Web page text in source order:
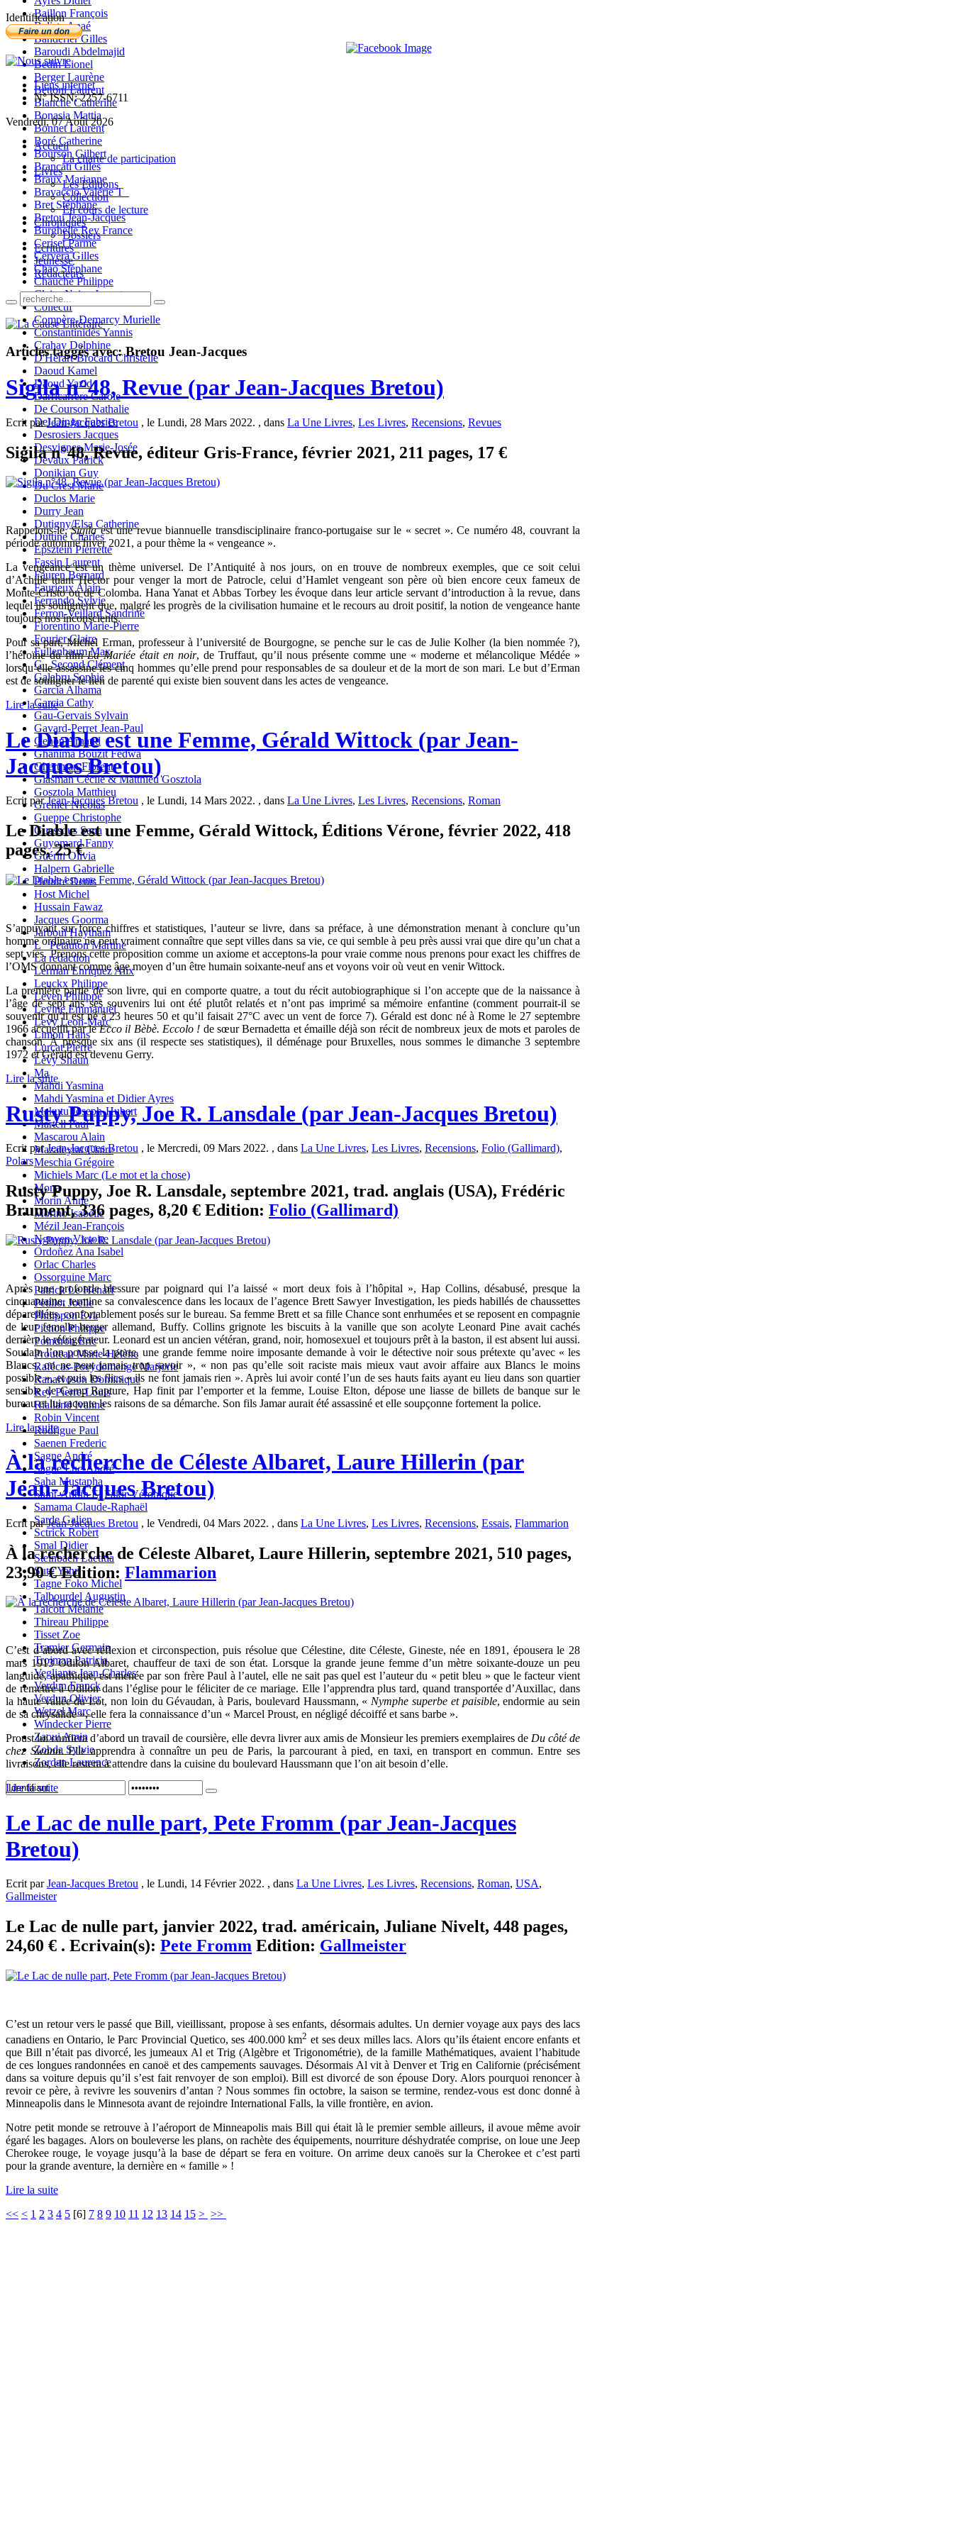
Baillon François
Balista Anaé
Banderier Gilles
Baroudi Abdelmajid
Bedin Lionel
Berger Laurène
Bettoni Laurent
Blanche Catherine
Bonasia Mattia
Bonnet Laurent
Boré Catherine
Bourson Gilbert
Brancati Gilles
Braux Marianne
Bravaccio Valérie T_
Bret Stéphane
Bretou Jean-Jacques
Burghelle Rey France
Ceriset Parme
Cervera Gilles
Chao Stéphane
Chauché Philippe
Claire-Neige Jaunet
Collectif
Compère-Demarcy Murielle
Constantinidès Yannis
Crahay Delphine
D'Hérart-Brocard Christelle
Daoud Kamel
Daoud Yazid
Darricarrère Carole
De Courson Nathalie
Del Dingo Fabrice
Desrosiers Jacques
Desvignes Marie-Josée
Devaux Patrick
Donikian Guy
Du Crest Marie
Duclos Marie
Durry Jean
Dutigny/Elsa Catherine
Duttine Charles
Epsztein Pierrette
Fassin Laurent
Fauren Bernard
Faurieux Alain
Ferrando Sylvie
Ferron-Veillard Sandrine
Fiorentino Marie-Pierre
Fourier Claire
Fullenbaum Max
G_ Second Clément
Galabru Sophie
Garcia Alhama
Garcia Cathy
Gau-Gervais Sylvain
Gavard-Perret Jean-Paul
Genon Arnaud
Ghanima Bouzit Fedwa
Ghertman Florent
Glasman Cécile & Matthieu Gosztola
Gosztola Matthieu
Grenier Nicolas
Gueppe Christophe
Guessous Sana
Guyomard Fanny
Guérin Olivia
Halpern Gabrielle
Heudré Denis
Host Michel
Hussain Fawaz
Jacques Goorma
Jarboui Haytham
L_ Petauton Martine
La redaction
Lerman Enriquez Alix
Leuckx Philippe
Leven Philippe
Levine Emmanuel
Levy Leon-Marc
Limon Hans
Lurçat Pierre
Lévy Shaun
Ma
Mahdi Yasmina
Mahdi Yasmina et Didier Ayres
Makutu Joseph-Hubert
Martell Paul
Mascarou Alain
Mazaleyrat Claire
Meschia Grégoire
Michiels Marc (Le mot et la chose)
Mona
Morin Anne
Morino Isabelle
Mézil Jean-François
Nguyen Victoire
Ordoñez Ana Isabel
Orlac Charles
Ossorguine Marc
Patrick Le Henaff
Petillot Joelle
Philippon Eva
Pichon Philippe
Poindron Eric
Prouteau Marie-Hélène
Rafécas-Poeydomenge Marjorie
Ranaivoson Dominique
Rey Pierre-Louis
Rialland Ivanne
Robin Vincent
Rodrigue Paul
Saenen Frederic
Sagne André
Sagne Luc-André
Saha Mustapha
Saint-Aubin El Fakir Véronique
Samama Claude-Raphaël
Sarde Galien
Sctrick Robert
Smal Didier
Steinbach Laetitia
Suty Yann
Tagne Foko Michel
Talbourdel Augustin
Talcott Mélanie
Thireau Philippe
Tisset Zoe
Tramier Germain
Trojman Patricia
Vegliante Jean-Charles
Verdun Franck
Verdun Olivier
Wetzel Marc
Windecker Pierre
Zaoui Amin
Zobda Sylvie
Zordan Laurence
Identification
Liens internet
N° ISSN: 2257-6711
Vendredi, 07 Août 2026
Accueil
La charte de participation
Livres
Les Editions
Collection
En cours de lecture
Chroniques
Dossiers
Ecritures
Jeunesse
Rédacteurs
Articles taggés avec: Bretou Jean-Jacques
Sigila n°48, Revue (par Jean-Jacques Bretou)
Ecrit parJean-Jacques Bretou , le Lundi, 28 Mars 2022. , dans La Une Livres, Les Livres, Recensions, Revues
Sigila n°48, Revue, éditeur Gris-France, février 2021, 211 pages, 17 €
Rappelons-le,Sigilaest une revue biannuelle transdisciplinaire franco-portugaise sur le « secret ». Ce numéro 48, couvrant la
période automne hiver 2021, a pour thème la « vengeance ».
La vengeance est un thème universel. De l’Antiquité à nos jours, on en trouve de nombreux exemples, que ce soit celui
d’Achille tuant Hector pour venger la mort de Patrocle, celui d’Hamlet vengeant son père où bien encore ceux fameux de
Monte-Cristo ou de Colomba. Hana Yanat et Abbas Torbey les évoque dans leur article servant d’introduction à la revue, dans
lequel ils soulignent que, malgré les progrès de la civilisation humaine et le recours au droit positif, la notion de vengeance hante
toujours nos inconscients.
Pour sa part, Michel Erman, professeur à l’université de Bourgogne, se penche sur le cas de Julie Kolher (la bien nommée ?),
l’héroïne du filmLa Mariée était en noir, de Truffaut, qu’il nous présente comme une « moderne et mélancolique Médée »
lorsqu’elle assassine les cinq hommes qu’elle prend pour responsables de sa douleur et de la mort de son mari. Le but d’Erman
est de souligner le lien de parenté qui existe bien souvent dans les actes de vengeance.
Lire la suite
Le Diable est une Femme, Gérald Wittock (par Jean-
Jacques Bretou)
Ecrit parJean-Jacques Bretou , le Lundi, 14 Mars 2022. , dans La Une Livres, Les Livres, Recensions, Roman
Le Diable est une Femme, Gérald Wittock, Éditions Vérone, février 2022, 418
pages, 25 €
S’appuyant sur force chiffres et statistiques, l’auteur se livre, dans sa préface, à une démonstration menant à conclure qu’un
homme ordinaire ne peut vraiment connaître que sept villes dans sa vie, ce qui semble à peu près aussi vrai que dire qu’un chat a
sept vies. Prenons cette proposition comme un axiome et acceptons-la pour vraie comme nous prenons pour exact les chiffres de
l’OMS donnant comme âge moyen d’un être humain soixante-neuf ans et voyons voir où veut en venir Wittock.
La première partie de son livre, qui en comporte quatre, a tout du récit autobiographique si l’on accepte que de la naissance à
l’âge de sept ans ses souvenirs lui ont été plutôt relatés et n’ont pas imprimé sa mémoire enfantine (comment pourrait-il se
souvenir qu’il est né à 23 heures 50 et qu’il faisait 27°C avec un vent de force 7). Gérald est donc né à Rome le 27 septembre
1966 accueilli par leEcco il Bèbè. Eccolo ! de sœur Bernadetta et émaille déjà son récit de nombreux jeux de mots et paroles de
chanson. À presque six ans (il respecte ses statistiques), il déménage pour Bruxelles, nous sommes le dimanche 3 septembre
1972 et Gérald est devenu Gerry.
Lire la suite
Rusty Puppy, Joe R. Lansdale (par Jean-Jacques Bretou)
Ecrit parJean-Jacques Bretou , le Mercredi, 09 Mars 2022. , dans La Une Livres, Les Livres, Recensions, Folio (Gallimard),
Polars
Rusty Puppy, Joe R. Lansdale, septembre 2021, trad. anglais (USA), Frédéric
Brument, 336 pages, 8,20 € Edition: Folio (Gallimard)
Après une profonde blessure par poignard qui l’a laissé « mort deux fois à l’hôpital », Hap Collins, désabusé, presque la
cinquantaine, termine sa convalescence dans les locaux de l’agence Brett Sawyer Investigation, les pieds habillés de chaussettes
dépareillées, confortablement posés sur le bureau. Sa femme Brett et sa fille Chance sont enrhumées et se reposent en compagnie
de leur femelle berger allemand, Buffy. Collins grignote les biscuits à la vanille que son acolyte Leonard Pine avait cachés
derrière le réfrigérateur. Leonard est un ancien vétéran, grand, noir, homosexuel et toujours prêt à la baston, il est absent lui aussi.
Soudain l’on pousse la porte, une grande femme noire imposante demande à voir le détective noir sous prétexte qu’avec « les
Blancs, on ne peut jamais trop savoir », « non pas qu’elle soit raciste mais mieux vaut avoir affaire aux Blancs le moins
possible », et puis les flics « ils ne font jamais rien ». Après lui avoir conté l’un de ses hauts faits ayant eu lieu dans son quartier
sensible de Camp Rapture, Hap finit par l’emporter et la femme, Louise Elton, dépose une liasse de billets de banque sur le
bureau et lui raconte les raisons de sa démarche. Son fils Jamar aurait été assassiné et elle soupçonne fortement la police.
Lire la suite
À la recherche de Céleste Albaret, Laure Hillerin (par
Jean-Jacques Bretou)
Ecrit parJean-Jacques Bretou , le Vendredi, 04 Mars 2022. , dans La Une Livres, Les Livres, Recensions, Essais, Flammarion
À la recherche de Céleste Albaret, Laure Hillerin, septembre 2021, 510 pages,
23,90 € Edition: Flammarion
C’est d’abord avec réflexion et circonspection, puis résolue que Célestine, dite Céleste, Gineste, née en 1891, épousera le 28
mars 1913 Odilon Albaret, chauffeur de taxi de son état. Lorsque la grande jeune femme d’un mètre soixante-douze un peu
languide, apathique, est menée par son frère Paul à l’autel, elle ne sait pas quel est l’auteur du « petit bleu » que le facteur vient
de remettre à Odilon dans l’église pour le féliciter de ce mariage. Elle l’apprendra plus tard, quand transportée d’Auxillac, dans
la haute vallée du Lot, non loin du Gévaudan, à Paris, boulevard Haussmann, «Nymphe superbe et paisible, endormie au sein
de sa chrysalide », elle fera la connaissance d’un « Marcel Proust, en négligé décoiffé et sans barbe ».
Proust lui confiera d’abord un travail de coursière, elle devra livrer aux amis de Monsieur les premiers exemplaires de Du côté de
chez Swann. Elle apprendra à connaître un peu de Paris, la parcourant à pied, en taxi, en transport en commun. Entre ses
livraisons, elle restera à attendre dans la cuisine du boulevard Haussmann que l’on ait besoin d’elle.
Lire la suite
Le Lac de nulle part, Pete Fromm (par Jean-Jacques
Bretou)
Ecrit parJean-Jacques Bretou , le Lundi, 14 Février 2022. , dans La Une Livres, Les Livres, Recensions, Roman, USA,
Gallmeister
Le Lac de nulle part, janvier 2022, trad. américain, Juliane Nivelt, 448 pages,
24,60 € . Ecrivain(s): Pete Fromm Edition: Gallmeister
C’est un retour vers le passé que Bill, vieillissant, propose à ses enfants, désormais adultes. Un dernier voyage aux pays des lacs
canadiens en Ontario, le Parc Provincial Quetico, ses 400.000 km2 et ses deux milles lacs. Alors qu’ils étaient encore enfants et
que Bill n’était pas divorcé, les jumeaux Al et Trig (Algèbre et Trigonométrie), de la famille Mathématiques, avaient l’habitude
de ces longues randonnées en canoë et des campements sauvages. Désormais Al vit à Denver et Trig en Californie (précisément
dans sa voiture depuis qu’il s’est fait renvoyer de son emploi). Bill est divorcé de son épouse Dory. Alors pourquoi renoncer à
revoir ce père, à revivre les souvenirs d’antan ? Nous sommes fin octobre, la saison se termine, rendez-vous est donc donné à
Minneapolis dans le Minnesota avant de rejoindre International Falls, la ville frontière, en avion.
Notre petit monde se retrouve à l’aéroport de Minneapolis mais Bill qui était là le premier semble ailleurs, il avoue même avoir
égaré les bagages. Alors on bouleverse les plans, on rachète des équipements, nourriture déshydratée comprise, on loue une Jeep
Cherokee rouge, le voyage jusqu’à la base de départ se fera en voiture. On arrime deux canoës sur la Cherokee et c’est parti
pour la grande aventure, la dernière en « famille » !
Lire la suite
<< < 1 2 3 4 5 [6] 7 8 9 10 11 12 13 14 15 > >>